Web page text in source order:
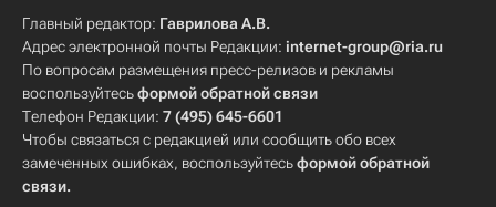
Главный редактор: Гаврилова А.В.
Адрес электронной почты Редакции: internet-group@ria.ru
По вопросам размещения пресс-релизов и рекламы
воспользуйтесьформой обратной связи
Телефон Редакции: 7 (495) 645-6601
Чтобы связаться с редакцией или сообщить обо всех
замеченных ошибках, воспользуйтесьформой обратной
связи.